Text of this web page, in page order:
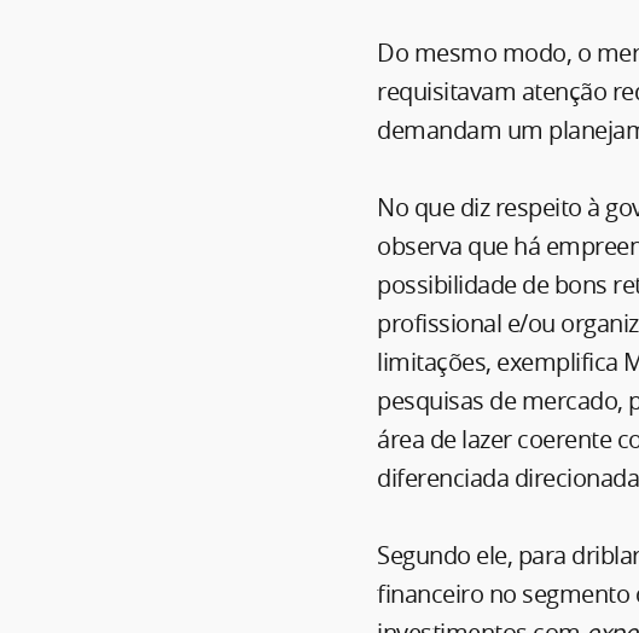
Do mesmo modo, o
requisitavam atenção
demandam um
No que diz respeito à
observa que há
possibilidade de bons
profissional e/ou
limitações, exemplifica
pesquisas de mercado,
área de lazer coerente
diferenciada
Segundo ele, para
financeiro no segmento